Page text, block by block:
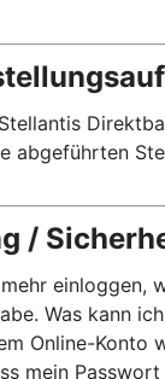
abgeführten
/
einloggen,
Was kann
Online-Konto
mein